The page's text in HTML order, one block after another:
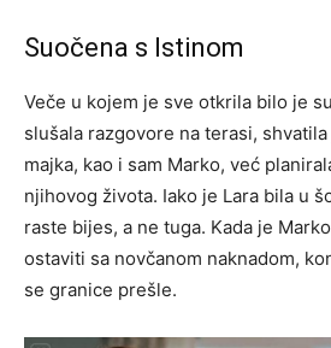
Suočena s Istinom
Veče u kojem je sve otkrila bilo je
slušala razgovore na terasi,
majka, kao i sam Marko, već
njihovog života. Iako je Lara bila u
raste bijes, a ne tuga. Kada je
ostaviti sa novčanom naknadom,
se granice prešle.